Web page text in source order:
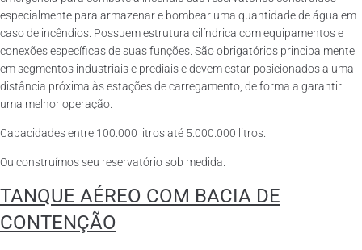
especialmente para armazenar e bombear uma quantidade de água em
caso de incêndios. Possuem estrutura cilíndrica com equipamentos e
conexões específicas de suas funções. São obrigatórios principalmente
em segmentos industriais e prediais e devem estar posicionados a uma
distância próxima às estações de carregamento, de forma a garantir
uma melhor operação.
Capacidades entre 100.000 litros até 5.000.000 litros.
Ou construímos seu reservatório sob medida.
TANQUE AÉREO COM BACIA DE
CONTENÇÃO